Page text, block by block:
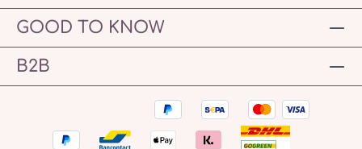
GOOD TO KNOW
B2B